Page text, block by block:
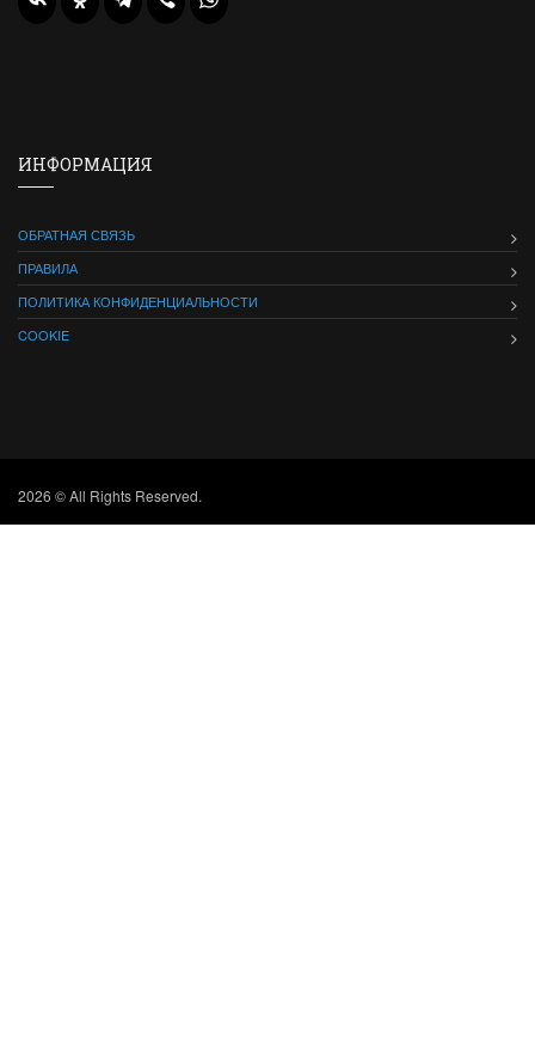
ИНФОРМАЦИЯ
ОБРАТНАЯ СВЯЗЬ
ПРАВИЛА
ПОЛИТИКА КОНФИДЕНЦИАЛЬНОСТИ
COOKIE
2026 © All Rights Reserved.